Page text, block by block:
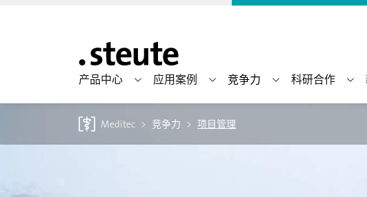
产品中心
应用案例 竞争力 科研合作
Meditec 竞争力 项目管理